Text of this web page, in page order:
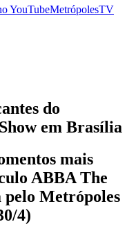
YouTubeMetrópolesTV
do
em Brasília
mais
ABBA The
Metrópoles
4)